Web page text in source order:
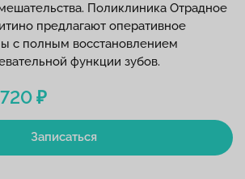
720 ₽
Записаться
Поликлиника Отрадное
предлагают оперативное
с полным восстановлением
функции зубов.